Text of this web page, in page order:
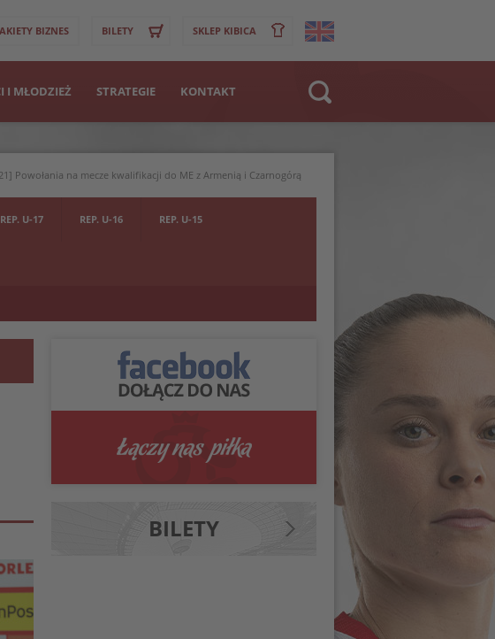
BIZNES BILETY SKLEP KIBICA
I MŁODZIEŻ STRATEGIE KONTAKT
>
Strona WWW
Zawodnik
Powołania na mecze kwalifikacji do ME z Armenią i Czarnogórą
REP. U-17 REP. U-16 REP. U-15
BILETY